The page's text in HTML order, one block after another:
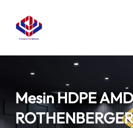
content
Mesin HDPE